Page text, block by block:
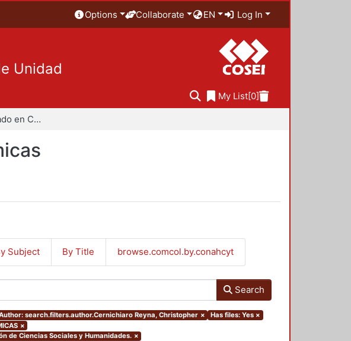
Options Collaborate EN Log In
Unidad
My List[0]
Maestría y Doctorado en Ciencias Económicas
Subject By Title browse.comcol.by.conahcyt
Search
search.filters.author.Cernichiaro Reyna, Christopher × Has files: Yes ×
×
de Ciencias Sociales y Humanidades. ×